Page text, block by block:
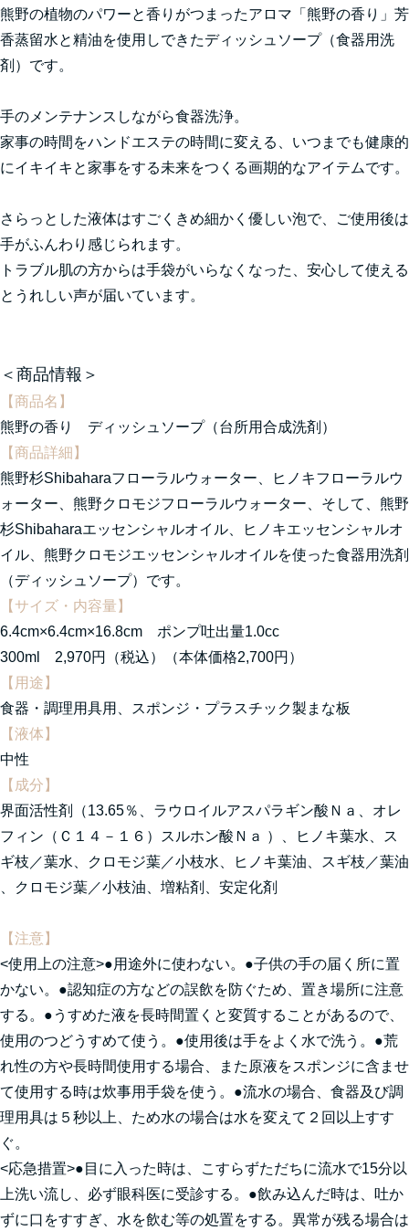
熊野の植物のパワーと香りがつまったアロマ「熊野の香り」芳
香蒸留水と精油を使用しできたディッシュソープ（食器用洗
剤）です。
手のメンテナンスしながら食器洗浄。
家事の時間をハンドエステの時間に変える、いつまでも健康的
にイキイキと家事をする未来をつくる画期的なアイテムです。
さらっとした液体はすごくきめ細かく優しい泡で、ご使用後は
手がふんわり感じられます。
トラブル肌の方からは手袋がいらなくなった、安心して使える
とうれしい声が届いています。
＜商品情報＞
【商品名】
熊野の香り ディッシュソープ（台所用合成洗剤）
【商品詳細】
熊野杉Shibaharaフローラルウォーター、ヒノキフローラルウ
ォーター、熊野クロモジフローラルウォーター、そして、熊野
杉Shibaharaエッセンシャルオイル、ヒノキエッセンシャルオ
イル、熊野クロモジエッセンシャルオイルを使った食器用洗剤
（ディッシュソープ）です。
【サイズ・内容量】
6.4cm×6.4cm×16.8cm ポンプ吐出量1.0cc
300ml 2,970円（税込）（本体価格2,700円）
【用途】
食器・調理用具用、スポンジ・プラスチック製まな板
【液体】
中性
【成分】
界面活性剤（13.65％、ラウロイルアスパラギン酸Ｎａ、オレ
フィン（Ｃ１４－１６）スルホン酸Ｎａ ）、ヒノキ葉水、ス
ギ枝／葉水、クロモジ葉／小枝水、ヒノキ葉油、スギ枝／葉油
、クロモジ葉／小枝油、増粘剤、安定化剤
【注意】
<使用上の注意>●用途外に使わない。●子供の手の届く所に置
かない。●認知症の方などの誤飲を防ぐため、置き場所に注意
する。●うすめた液を長時間置くと変質することがあるので、
使用のつどうすめて使う。●使用後は手をよく水で洗う。●荒
れ性の方や長時間使用する場合、また原液をスポンジに含ませ
て使用する時は炊事用手袋を使う。●流水の場合、食器及び調
理用具は５秒以上、ため水の場合は水を変えて２回以上すす
ぐ。
<応急措置>●目に入った時は、こすらずただちに流水で15分以
上洗い流し、必ず眼科医に受診する。●飲み込んだ時は、吐か
ずに口をすすぎ、水を飲む等の処置をする。異常が残る場合は